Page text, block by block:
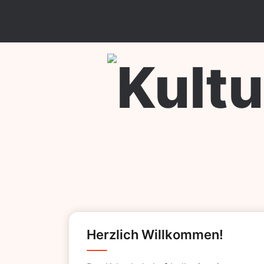
Herzlich Willkommen!